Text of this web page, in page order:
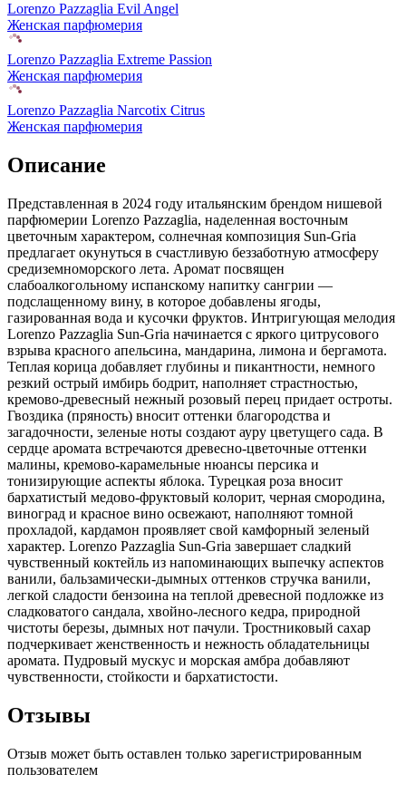
Lorenzo Pazzaglia Evil Angel
Женская парфюмерия
Lorenzo Pazzaglia Extreme Passion
Женская парфюмерия
Lorenzo Pazzaglia Narcotix Citrus
Женская парфюмерия
Описание
Представленная в 2024 году итальянским брендом нишевой
парфюмерии Lorenzo Pazzaglia, наделенная восточным
цветочным характером, солнечная композиция Sun-Gria
предлагает окунуться в счастливую беззаботную атмосферу
средиземноморского лета. Аромат посвящен
слабоалкогольному испанскому напитку сангрии —
подслащенному вину, в которое добавлены ягоды,
газированная вода и кусочки фруктов. Интригующая мелодия
Lorenzo Pazzaglia Sun-Gria начинается с яркого цитрусового
взрыва красного апельсина, мандарина, лимона и бергамота.
Теплая корица добавляет глубины и пикантности, немного
резкий острый имбирь бодрит, наполняет страстностью,
кремово-древесный нежный розовый перец придает остроты.
Гвоздика (пряность) вносит оттенки благородства и
загадочности, зеленые ноты создают ауру цветущего сада. В
сердце аромата встречаются древесно-цветочные оттенки
малины, кремово-карамельные нюансы персика и
тонизирующие аспекты яблока. Турецкая роза вносит
бархатистый медово-фруктовый колорит, черная смородина,
виноград и красное вино освежают, наполняют томной
прохладой, кардамон проявляет свой камфорный зеленый
характер. Lorenzo Pazzaglia Sun-Gria завершает сладкий
чувственный коктейль из напоминающих выпечку аспектов
ванили, бальзамически-дымных оттенков стручка ванили,
легкой сладости бензоина на теплой древесной подложке из
сладковатого сандала, хвойно-лесного кедра, природной
чистоты березы, дымных нот пачули. Тростниковый сахар
подчеркивает женственность и нежность обладательницы
аромата. Пудровый мускус и морская амбра добавляют
чувственности, стойкости и бархатистости.
Отзывы
Отзыв может быть оставлен только зарегистрированным
пользователем